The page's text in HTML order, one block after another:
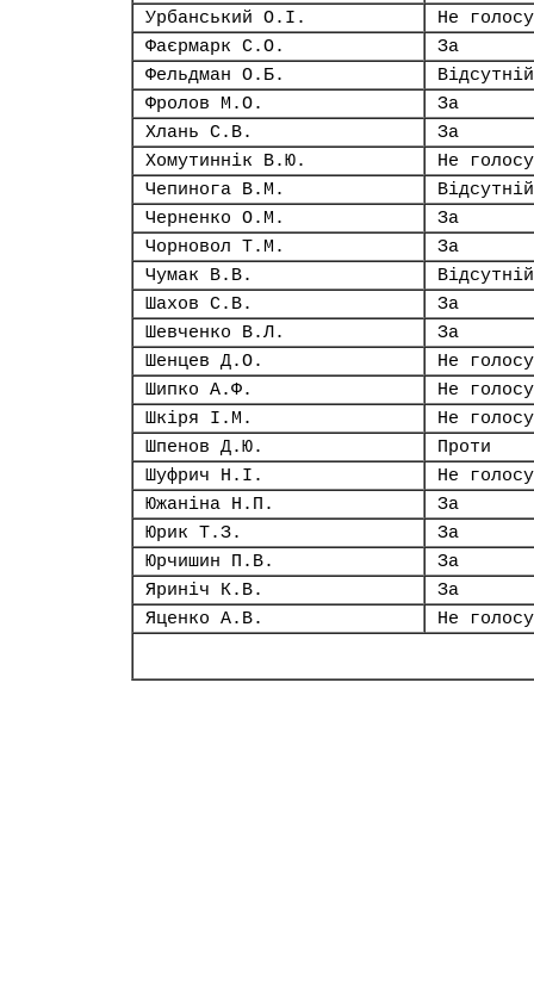
Урбанський О.І.
Не
Фаєрмарк С.О.
За
Фельдман О.Б.
Відсутній
Фролов М.О.
За
Хлань С.В.
За
Хомутиннік В.Ю.
Не
Чепинога В.М.
Відсутній
Черненко О.М.
За
Чорновол Т.М.
За
Чумак В.В.
Відсутній
Шахов С.В.
За
Шевченко В.Л.
За
Шенцев Д.О.
Не
Шипко А.Ф.
Не
Шкіря І.М.
Не
Шпенов Д.Ю.
Проти
Шуфрич Н.І.
Не
Южаніна Н.П.
За
Юрик Т.З.
За
Юрчишин П.В.
За
Яриніч К.В.
За
Яценко А.В.
Не